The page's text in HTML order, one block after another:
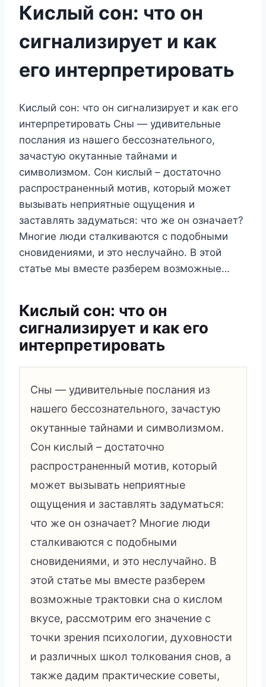
Кислый сон: что он
сигнализирует и как
его интерпретировать
Кислый сон: что он сигнализирует и как его
интерпретировать Сны — удивительные
послания из нашего бессознательного,
зачастую окутанные тайнами и
символизмом. Сон кислый – достаточно
распространенный мотив, который может
вызывать неприятные ощущения и
заставлять задуматься: что же он означает?
Многие люди сталкиваются с подобными
сновидениями, и это неслучайно. В этой
статье мы вместе разберем возможные…
Кислый сон: что он
сигнализирует и как его
интерпретировать
Сны — удивительные послания из
нашего бессознательного, зачастую
окутанные тайнами и символизмом.
Сон кислый – достаточно
распространенный мотив, который
может вызывать неприятные
ощущения и заставлять задуматься:
что же он означает? Многие люди
сталкиваются с подобными
сновидениями, и это неслучайно. В
этой статье мы вместе разберем
возможные трактовки сна о кислом
вкусе, рассмотрим его значение с
точки зрения психологии, духовности
и различных школ толкования снов, а
также дадим практические советы,